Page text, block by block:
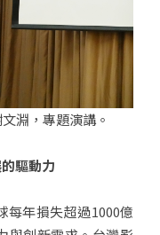
淵，專題演講。
驅動力
每年損失超過1000億